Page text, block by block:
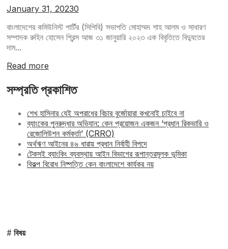
January 31, 20230
বাংলাদেশের কমিউনিস্ট পার্টির (সিপিবি) সভাপতি মোহাম্মদ শাহ আলম ও সাধারণ
সম্পাদক রুহিন হোসেন প্রিন্স আজ ৩১ জানুয়ারি ২০২৩ এক বিবৃতিতে বিদ্যুতের
দাম...
Read more
সম্প্রতি প্রকাশিত
শেখ হাসিনার যেই অপরাধের বিচার বুর্জোয়ারা কখনোই চাইবে না
ব্যাংকের পুনরুদ্ধার অভিযান: কেন প্রয়োজন একজন ‘প্রধান রিকভারি ও
রেজোলিউশন কর্মকর্তা’ (CRRO)
অর্থঋণ আইনের ৪৬ ধারায় প্রধান নির্বাহী বিপদে
টেকসই ব্যাংকিং ব্যবস্থায় আইন বিভাগের রূপান্তরমূলক ভূমিকা
বিকল্প বিরোধ নিষ্পত্তি কেন বাংলাদেশে কার্যকর নয়
# বিষয়